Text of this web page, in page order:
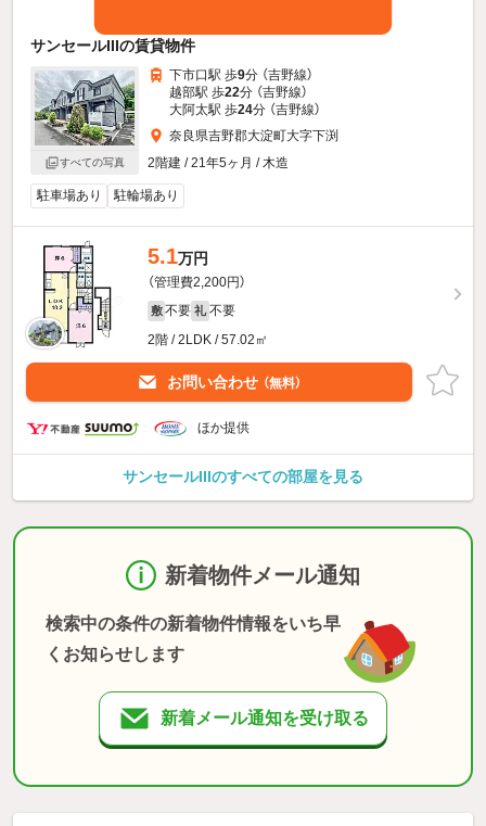
サンセールIIIの賃貸物件
すべての写真
下市口駅 歩9分 （吉野線）
越部駅 歩22分 （吉野線）
大阿太駅 歩24分 （吉野線）
奈良県吉野郡大淀町大字下渕
2階建 / 21年5ヶ月 / 木造
駐車場あり 駐輪場あり
5.1万円
（管理費2,200円）
敷 不要 礼 不要
2階 / 2LDK / 57.02㎡
お問い合わせ （無料）
ほか提供
サンセールIIIのすべての部屋を見る
新着物件メール通知
検索中の条件の新着物件情報をいち早
くお知らせします
新着メール通知を受け取る